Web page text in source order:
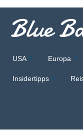
Blue
USA Europa
Insidertipps